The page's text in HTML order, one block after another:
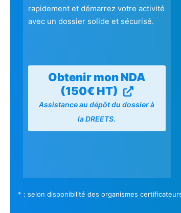
rapidement et démarrez votre activité
avec un dossier solide et sécurisé.
Obtenir mon NDA
(150€ HT)
Assistance au dépôt du dossier à
la DREETS.
* : selon disponibilité des organismes